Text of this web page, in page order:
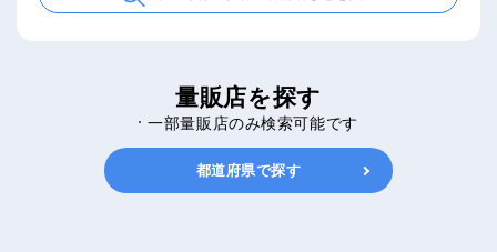
量販店を探す
一部量販店のみ検索可能です
都道府県で探す